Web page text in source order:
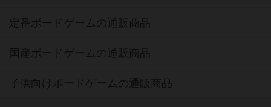
定番ボードゲームの通販商品
国産ボードゲームの通販商品
子供向けボードゲームの通販商品